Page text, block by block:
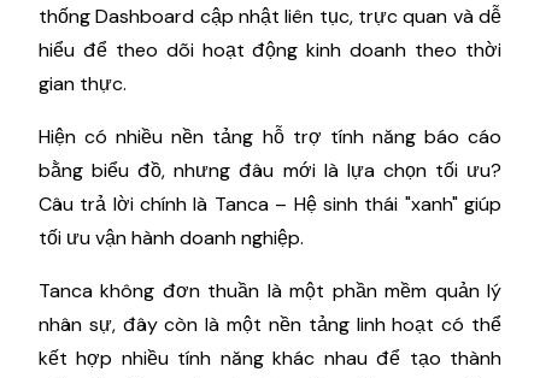
thống Dashboard cập nhật liên tục, trực quan và dễ
hiểu để theo dõi hoạt động kinh doanh theo thời
gian thực.
Hiện có nhiều nền tảng hỗ trợ tính năng báo cáo
bằng biểu đồ, nhưng đâu mới là lựa chọn tối ưu?
Câu trả lời chính là Tanca – Hệ sinh thái "xanh" giúp
tối ưu vận hành doanh nghiệp.
Tanca không đơn thuần là một phần mềm quản lý
nhân sự, đây còn là một nền tảng linh hoạt có thể
kết hợp nhiều tính năng khác nhau để tạo thành